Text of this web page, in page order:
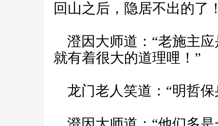
回山之后，隐居不出的了
澄因大师道：“老施主
就有着很大的道理哩！”
龙门老人笑道：“明哲